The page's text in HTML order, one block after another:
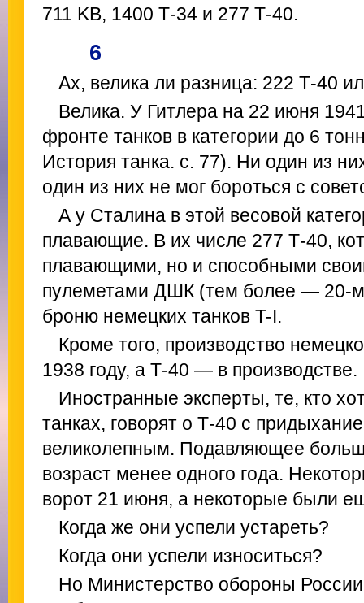
711 KB, 1400 Т-34 и 277 Т-40.
6
Ах, велика ли разница: 222 Т-40
Велика. У Гитлера на 22 июня
фронте танков в категории до 6
История танка. с. 77). Ни один из
один из них не мог бороться с
А у Сталина в этой весовой
плавающие. В их числе 277 Т-40,
плавающими, но и способными
пулеметами ДШК (тем более — 20-
броню немецких танков T-I.
Кроме того, производство
1938 году, а Т-40 — в производстве.
Иностранные эксперты, те, кто
танках, говорят о Т-40 с
великолепным. Подавляющее
возраст менее одного года.
ворот 21 июня, а некоторые были
Когда же они успели устареть?
Когда они успели износиться?
Но Министерство обороны России